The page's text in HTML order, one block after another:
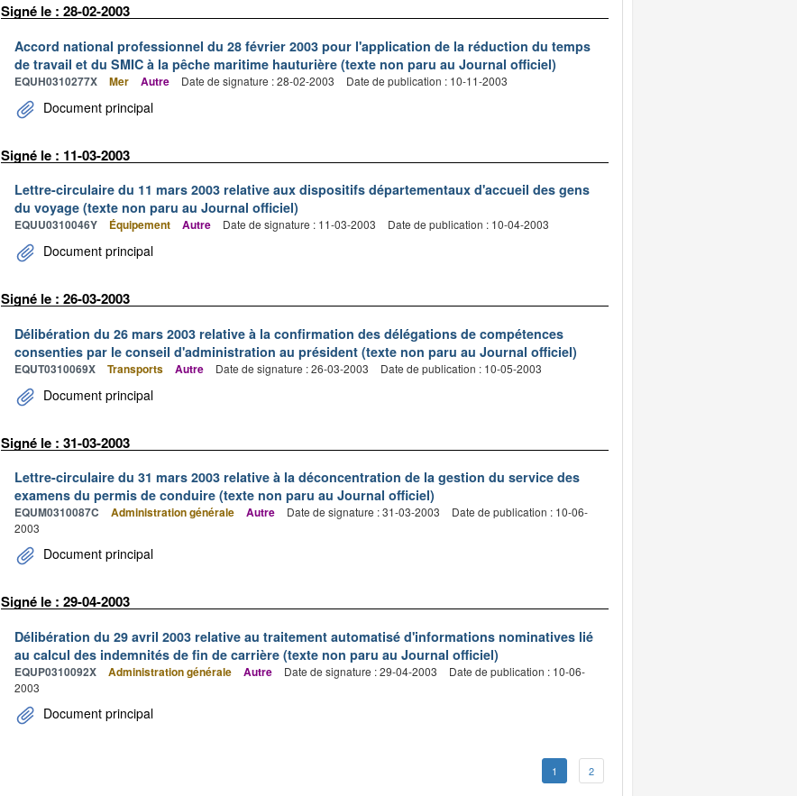
Signé le : 28-02-2003
Accord national professionnel du 28 février 2003 pour l'application de la réduction du temps
de travail et du SMIC à la pêche maritime hauturière (texte non paru au Journal officiel)
EQUH0310277X Mer Autre Date de signature : 28-02-2003 Date de publication : 10-11-2003
Document principal
Signé le : 11-03-2003
Lettre-circulaire du 11 mars 2003 relative aux dispositifs départementaux d'accueil des gens
du voyage (texte non paru au Journal officiel)
EQUU0310046Y Équipement Autre Date de signature : 11-03-2003 Date de publication : 10-04-2003
Document principal
Signé le : 26-03-2003
Délibération du 26 mars 2003 relative à la confirmation des délégations de compétences
consenties par le conseil d'administration au président (texte non paru au Journal officiel)
EQUT0310069X Transports Autre Date de signature : 26-03-2003 Date de publication : 10-05-2003
Document principal
Signé le : 31-03-2003
Lettre-circulaire du 31 mars 2003 relative à la déconcentration de la gestion du service des
examens du permis de conduire (texte non paru au Journal officiel)
EQUM0310087C Administration générale Autre Date de signature : 31-03-2003
Date de publication : 10-06-
2003
Document principal
Signé le : 29-04-2003
Délibération du 29 avril 2003 relative au traitement automatisé d'informations nominatives lié
au calcul des indemnités de fin de carrière (texte non paru au Journal officiel)
EQUP0310092X Administration générale Autre Date de signature : 29-04-2003
Date de publication : 10-06-
2003
Document principal
1 2